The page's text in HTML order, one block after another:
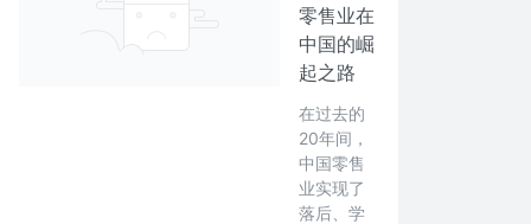
零售业在
中国的崛
起之路
在过去的
20年间，
中国零售
业实现了
落后、学